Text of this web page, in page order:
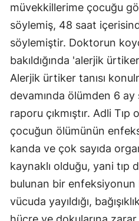
müvekkillerime çocuğu
söylemiş, 48 saat
söylemiştir. Doktorun
bakıldığında 'alerjik
Alerjik ürtiker tanısı
devamında ölümden 6
raporu çıkmıştır. Adli
çocuğun ölümünün
kanda ve çok sayıda
kaynaklı olduğu, yani tıp
bulunan bir enfeksiyonun
vücuda yayıldığı,